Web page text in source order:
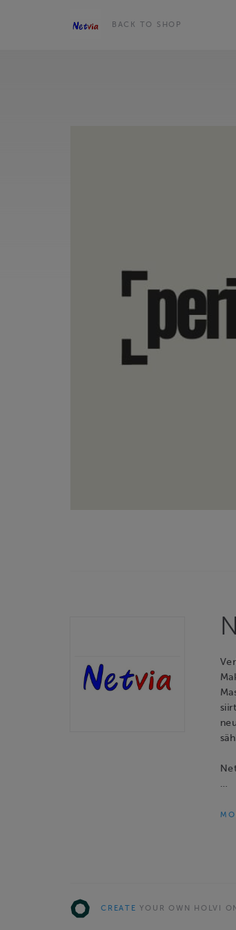
BACK TO SHOP
…
CREATE YOUR OWN HOLVI